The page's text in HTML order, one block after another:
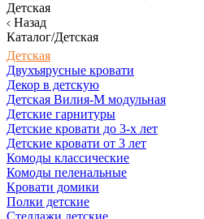
Детская
Назад
Каталог/Детская
Детская
Двухъярусные кровати
Декор в детскую
Детская Вилия-М модульная
Детские гарнитуры
Детские кровати до 3-х лет
Детские кровати от 3 лет
Комоды классические
Комоды пеленальные
Кровати домики
Полки детские
Стеллажи детские